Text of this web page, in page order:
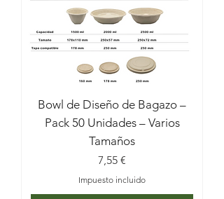
Bowl de Diseño de Bagazo –
Pack 50 Unidades – Varios
Tamaños
Precio
7,55 €
Impuesto incluido